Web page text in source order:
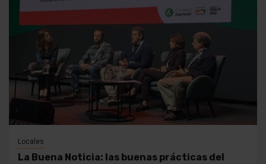
Locales
La Buena Noticia: las buenas prácticas del